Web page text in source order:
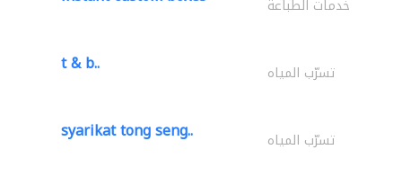
خدمات الطباعة
t & b.. تسرّب المياه
syarikat tong seng.. تسرّب المياه